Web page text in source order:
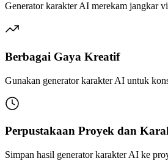
Generator karakter AI merekam jangkar
Berbagai Gaya Kreatif
Gunakan generator karakter AI untuk
Perpustakaan Proyek dan
Simpan hasil generator karakter AI ke